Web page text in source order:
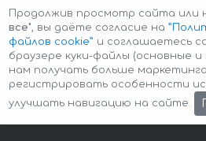
Авторские права © 2026
Продолжив просмотр сайта или
все", вы даёте согласие на
файлов cookie” и соглашаетесь
браузере куки-файлы (основные
нам получать больше
регистрировать особенности
улучшать навигацию на сайте.